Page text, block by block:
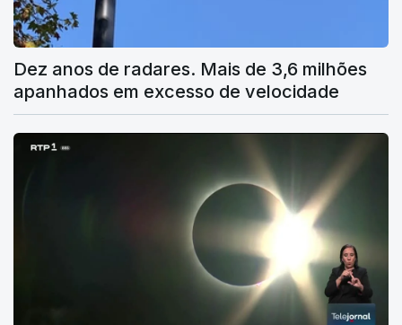
Dez anos de radares. Mais de 3,6 milhões
apanhados em excesso de velocidade